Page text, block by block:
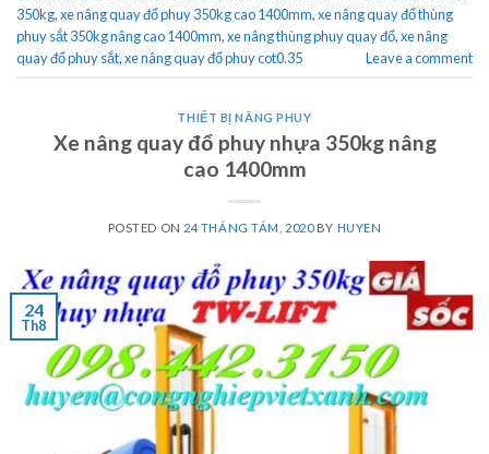
350kg,xe nâng quay đổ phuy 350kg cao 1400mm,xe nâng quay đổ thùng
phuy sắt 350kg nâng cao 1400mm,xe nâng thùng phuy quay đổ,xe nâng
quay đổ phuy sắt,xe nâng quay đổ phuy cot0.35 Leave a comment
THIẾT BỊ NÂNG PHUY
Xe nâng quay đổ phuy nhựa 350kg nâng
cao 1400mm
POSTED ON 24 THÁNG TÁM, 2020BY HUYEN
24
Th8